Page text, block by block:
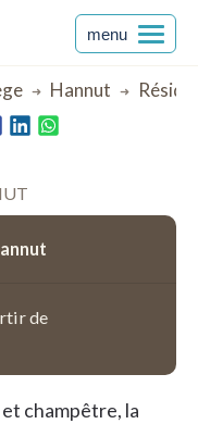
menu
Hannut
de
champêtre, la